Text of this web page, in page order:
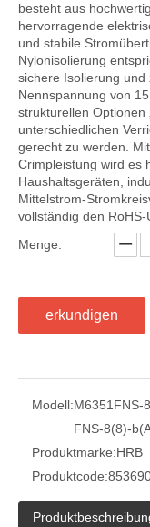
besteht aus
hervorragende
und stabile
Nylonisolierung
sichere Isolierung
Nennspannung von
strukturellen Optionen
unterschiedlichen
gerecht zu werden.
Crimpleistung wird es
Haushaltsgeräten,
Mittelstrom-
vollständig den RoHS-
Menge:
erkundigen
Modell:M6351FNS-
FNS-8(8)-
Produktmarke:HRB
Produktcode: